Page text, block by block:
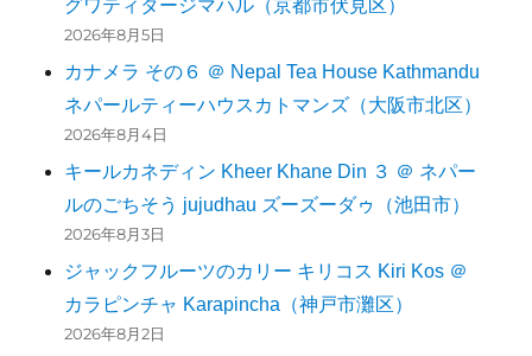
グワティタージマハル（京都市伏見区）
2026年8月5日
カナメラ その６ ＠ Nepal Tea House Kathmandu
ネパールティーハウスカトマンズ（大阪市北区）
2026年8月4日
キールカネディン Kheer Khane Din ３ ＠ ネパー
ルのごちそう jujudhau ズーズーダゥ（池田市）
2026年8月3日
ジャックフルーツのカリー キリコス Kiri Kos ＠
カラピンチャ Karapincha（神戸市灘区）
2026年8月2日